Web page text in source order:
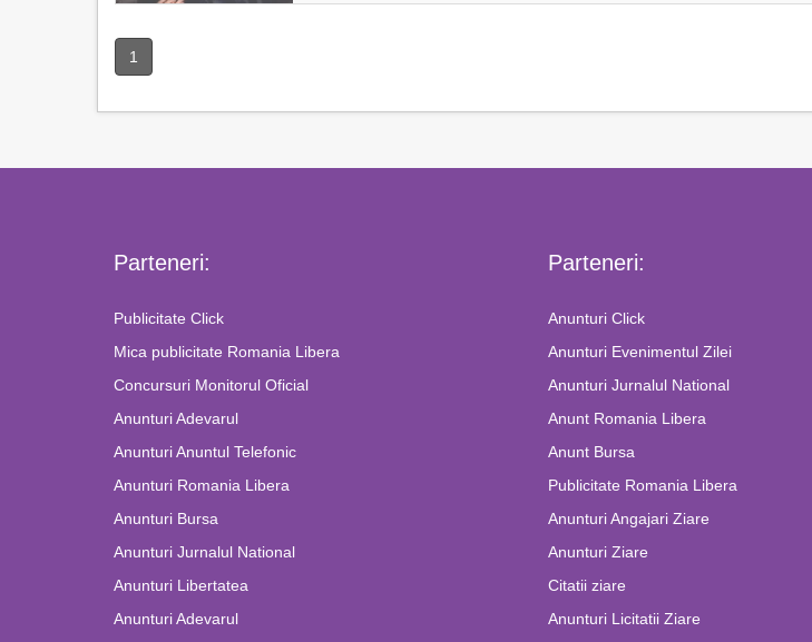
1
Parteneri:
Publicitate Click
Mica publicitate Romania Libera
Concursuri Monitorul Oficial
Anunturi Adevarul
Anunturi Anuntul Telefonic
Anunturi Romania Libera
Anunturi Bursa
Anunturi Jurnalul National
Anunturi Libertatea
Anunturi Adevarul
Parteneri:
Anunturi Click
Anunturi Evenimentul Zilei
Anunturi Jurnalul National
Anunt Romania Libera
Anunt Bursa
Publicitate Romania Libera
Anunturi Angajari Ziare
Anunturi Ziare
Citatii ziare
Anunturi Licitatii Ziare